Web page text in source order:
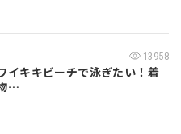
13958
イキキビーチで泳ぎたい！着
…